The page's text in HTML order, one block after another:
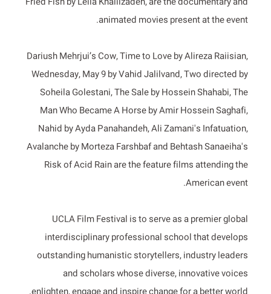
animated movies present at the event.
Dariush Mehrjui’s Cow, Time to Love by Alireza Raiisian,
Wednesday, May 9 by Vahid Jalilvand, Two directed by
Soheila Golestani, The Sale by Hossein Shahabi, The
Man Who Became A Horse by Amir Hossein Saghafi,
Nahid by Ayda Panahandeh, Ali Zamani's Infatuation,
Avalanche by Morteza Farshbaf and Behtash Sanaeiha's
Risk of Acid Rain are the feature films attending the
American event.
UCLA Film Festival is to serve as a premier global
interdisciplinary professional school that develops
outstanding humanistic storytellers, industry leaders
and scholars whose diverse, innovative voices